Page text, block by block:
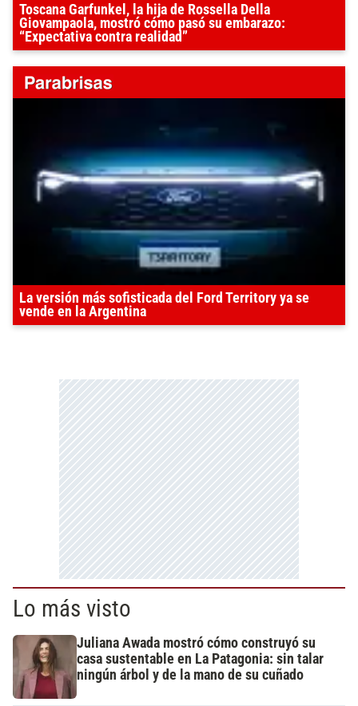
Toscana Garfunkel, la hija de Rossella Della
Giovampaola, mostró cómo pasó su embarazo:
“Expectativa contra realidad”
La versión más sofisticada del Ford Territory ya se
vende en la Argentina
Lo más visto
Juliana Awada mostró cómo construyó su
casa sustentable en La Patagonia: sin talar
ningún árbol y de la mano de su cuñado